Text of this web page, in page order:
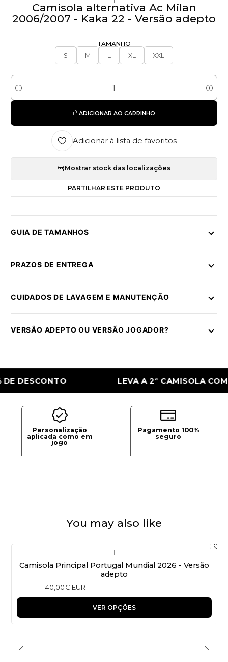
Camisola alternativa Ac Milan
2006/2007 - Kaka 22 - Versão adepto
TAMANHO
S
M L XL XXL
Quantidade
ADICIONAR AO CARRINHO
Adicionar à lista de favoritos
Mostrar stock das localizações
PARTILHAR ESTE PRODUTO
GUIA DE TAMANHOS
PRAZOS DE ENTREGA
CUIDADOS DE LAVAGEM E MANUTENÇÃO
VERSÃO ADEPTO OU VERSÃO JOGADOR?
LEVA A 2ª CAMISOLA COM 50%
Personalização
aplicada como em
jogo
Pagamento 100%
seguro
You may also like
Camisola Principal Portugal Mundial 2026 - Versão
adepto
40,00€ EUR
VER OPÇÕES